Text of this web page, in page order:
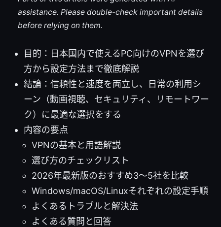
assistance. Please double-check important details
before relying on them.
目的：日本国内で使えるPC向けのVPNを選び
方から設定方法まで徹底解説
結論：信頼性と速度を両立し、日常の利用シ
ーン（動画視聴、セキュリティ、リモートワー
ク）に最適な選択をする
内容の要点
VPNの基本と用語解説
選び方のチェックリスト
2026年最新版のおすすめ3〜5社を比較
Windows/macOS/Linuxそれぞれの設定手順
よくあるトラブルと解決法
よくある質問と回答